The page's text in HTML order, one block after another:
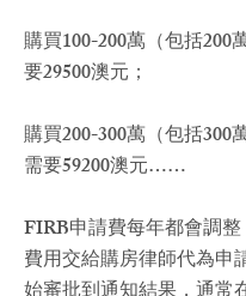
購買100-200萬（包括200
要29500澳元；
購買200-300萬（包括300
需要59200澳元……
FIRB申請費每年都會調
費用交給購房律師代為申